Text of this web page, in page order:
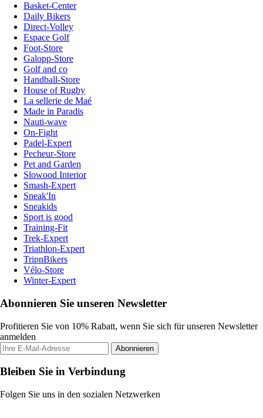
Basket-Center
Daily Bikers
Direct-Volley
Espace Golf
Foot-Store
Galopp-Store
Golf and co
Handball-Store
House of Rugby
La sellerie de Maé
Made in Paradis
Nauti-wave
On-Fight
Padel-Expert
Pecheur-Store
Pet and Garden
Slowood Interior
Smash-Expert
Sneak'In
Sneakids
Sport is good
Training-Fit
Trek-Expert
Triathlon-Expert
TripnBikers
Vélo-Store
Winter-Expert
Abonnieren Sie unseren Newsletter
Profitieren Sie von 10% Rabatt, wenn Sie sich für unseren Newsletter
anmelden
Abonnieren
Bleiben Sie in Verbindung
Folgen Sie uns in den sozialen Netzwerken